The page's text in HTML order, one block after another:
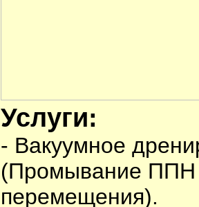
Услуги:
- Вакуумное
(Промывание ППН
перемещения).